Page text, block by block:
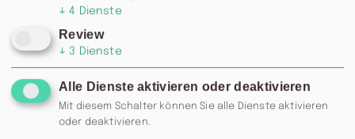
ALS PDF DOWNLOADEN
↓ 4 Dienste
Review
↓ 3 Dienste
Alle Dienste aktivieren oder deaktivieren
Mit diesem Schalter können Sie alle Dienste aktivieren
oder deaktivieren.